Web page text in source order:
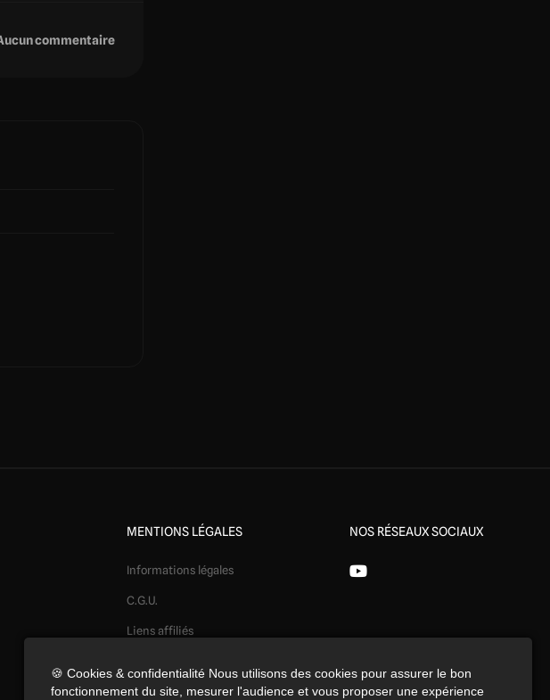
commentaire
MENTIONS LÉGALES
Informations légales
C.G.U.
Liens affiliés
Confidentialité
NOS RÉSEAUX SOCIAUX
🍪 Cookies & confidentialité Nous utilisons des cookies pour assurer le bon
fonctionnement du site, mesurer l'audience et vous proposer une expérience